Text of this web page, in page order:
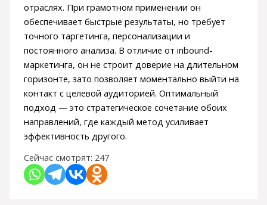
отраслях. При грамотном применении он
обеспечивает быстрые результаты, но требует
точного таргетинга, персонализации и
постоянного анализа. В отличие от inbound-
маркетинга, он не строит доверие на длительном
горизонте, зато позволяет моментально выйти на
контакт с целевой аудиторией. Оптимальный
подход — это стратегическое сочетание обоих
направлений, где каждый метод усиливает
эффективность другого.
Сейчас смотрят: 247